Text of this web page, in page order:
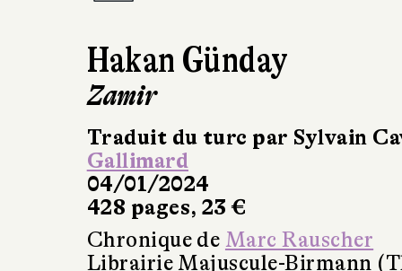
Hakan Günday
Zamir
Traduit du turc par Sylvain
Gallimard
04/01/2024
428 pages, 23 €
Chronique de Marc Rauscher
Librairie Majuscule-Birmann